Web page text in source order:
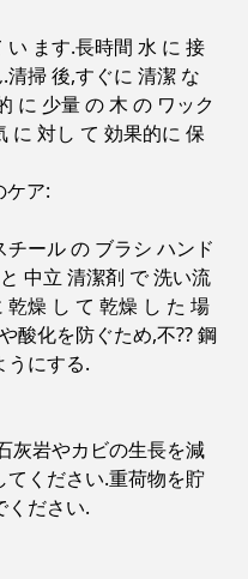
ます.長時間 水 に 接
掃 後,すぐに 清潔 な
に 少量 の 木 の ワック
に 対し て 効果的に 保
ケア:
ール の ブラシ ハンド
中立 清潔剤 で 洗い流
燥 し て 乾燥 し た 場
酸化を防ぐため,不?? 鋼
うにする.
灰岩やカビの生長を減
てください.重荷物を貯
ください.